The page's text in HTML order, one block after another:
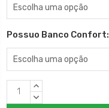
Possuo Banco Confort:
EstoqueQUANTIDADE
CRESCENTE:
QUANTIDADE